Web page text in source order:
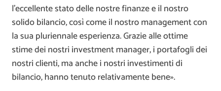
l’eccellente stato delle nostre finanze e il nostro
solido bilancio, così come il nostro management con
la sua pluriennale esperienza. Grazie alle ottime
stime dei nostri investment manager, i portafogli dei
nostri clienti, ma anche i nostri investimenti di
bilancio, hanno tenuto relativamente bene».